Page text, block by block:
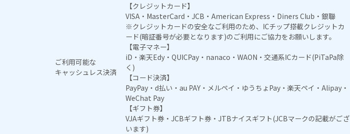
ご利用可能な
キャッシュレス決済
【クレジットカード】
VISA・MasterCard・JCB・American Express・Diners Club・銀聯
※クレジットカードの安全なご利用のため、ICチップ搭載クレジットカ
ード(暗証番号が必要となります)のご利用にご協力をお願いします。
【電子マネー】
iD・楽天Edy・QUICPay・nanaco・WAON・交通系ICカード(PiTaPa除
く)
【コード決済】
PayPay・d払い・au PAY・メルペイ・ゆうちょPay・楽天ペイ・Alipay・
WeChat Pay
【ギフト券】
VJAギフト券・JCBギフト券・JTBナイスギフト(JCBマークの記載がござ
います)